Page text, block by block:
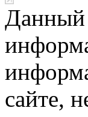
Данный
сайте,